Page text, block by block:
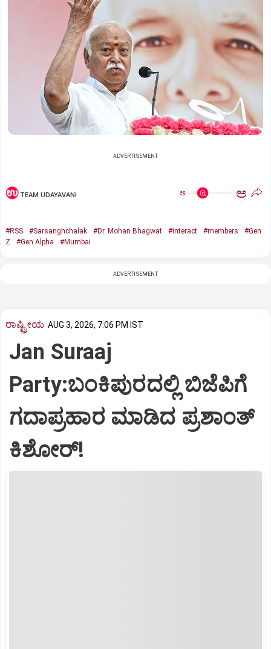
ADVERTISEMENT
TEAM UDAYAVANI ಅ ಅ
#RSS #Sarsanghchalak #Dr. Mohan Bhagwat #interact #members
#Gen
Z
#Gen Alpha #Mumbai
ADVERTISEMENT
ರಾಷ್ಟ್ರೀಯ AUG 3, 2026, 7:06 PM IST
Jan Suraaj
Party:ಬಂಕಿಪುರದಲ್ಲಿ ಬಿಜೆಪಿಗೆ
ಗದಾಪ್ರಹಾರ ಮಾಡಿದ ಪ್ರಶಾಂತ್
ಕಿಶೋರ್!